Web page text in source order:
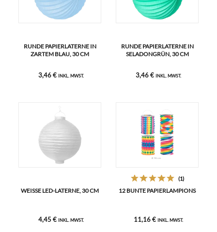
RUNDE PAPIERLATERNE IN
ZARTEM BLAU, 30 CM
3,46 € INKL. MWST.
RUNDE PAPIERLATERNE IN
SELADONGRÜN, 30 CM
3,46 € INKL. MWST.
WEISSE LED-LATERNE, 30 CM
4,45 € INKL. MWST.
(1)
12 BUNTE PAPIERLAMPIONS
11,16 € INKL. MWST.